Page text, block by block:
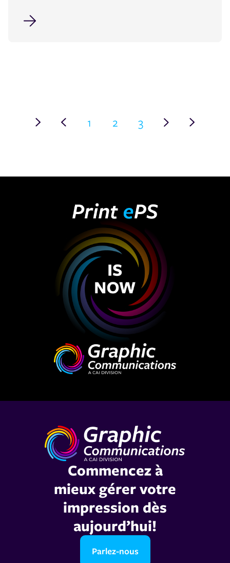
PremierPrécédent
1 2 3
SuivantDernier
Commencez à
mieux gérer votre
impression dès
aujourd’hui!
Parlez-nous